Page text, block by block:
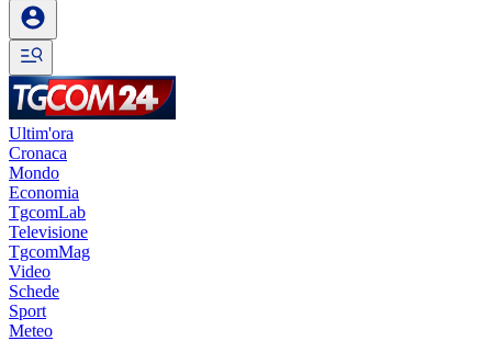
Ultim'ora
Cronaca
Mondo
Economia
TgcomLab
Televisione
TgcomMag
Video
Schede
Sport
Meteo